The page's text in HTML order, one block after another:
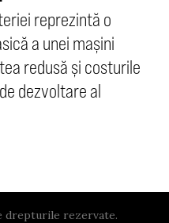
reprezintă o
a unei mașini
redusă și costurile
dezvoltare al
drepturile rezervate.